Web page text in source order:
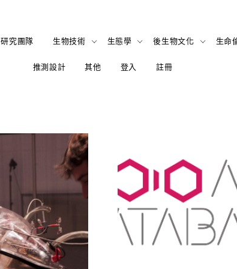
研究團隊 生物技術 生態學 後生物文化 生命
推測設計 其他 登入 註冊